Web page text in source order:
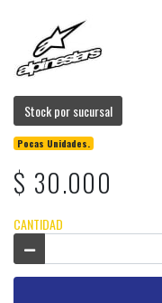
Stock por sucursal
Pocas Unidades.
$ 30.000
CANTIDAD